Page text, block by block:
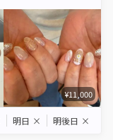
¥11,000
明日 × 明後日 ×